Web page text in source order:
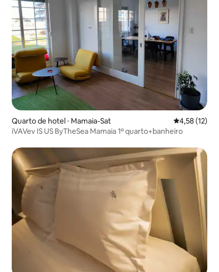
Quarto de hotel ⋅ Mamaia-Sat 4,58 de uma
4,58 (12)
iVAVev IS US ByTheSea Mamaia 1º quarto+banheiro